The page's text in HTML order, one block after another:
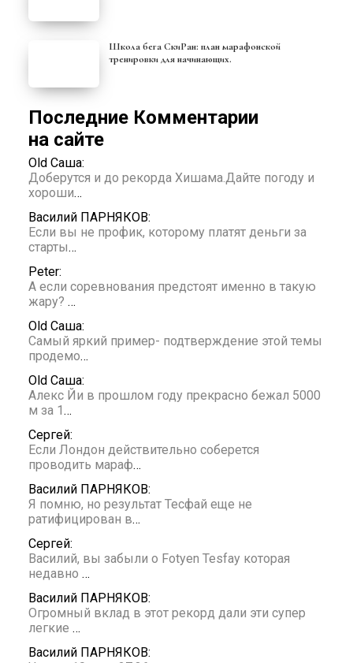
Школа бега СкиРан: план марафонской
тренировки для начинающих.
Последние Комментарии
на сайте
Old Саша:
Доберутся и до рекорда Хишама.Дайте погоду и
хороши…
Василий ПАРНЯКОВ:
Если вы не профик, которому платят деньги за
старты…
Peter:
А если соревнования предстоят именно в такую
жару? …
Old Саша:
Самый яркий пример- подтверждение этой темы
продемо…
Old Саша:
Алекс Йи в прошлом году прекрасно бежал 5000
м за 1…
Сергей:
Если Лондон действительно соберется
проводить мараф…
Василий ПАРНЯКОВ:
Я помню, но результат Тесфай еще не
ратифицирован в…
Сергей:
Василий, вы забыли о Fotyen Tesfay которая
недавно …
Василий ПАРНЯКОВ:
Огромный вклад в этот рекорд дали эти супер
легкие …
Василий ПАРНЯКОВ: